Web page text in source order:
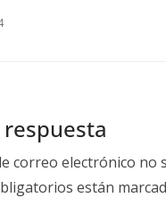
correo electrónico no
están